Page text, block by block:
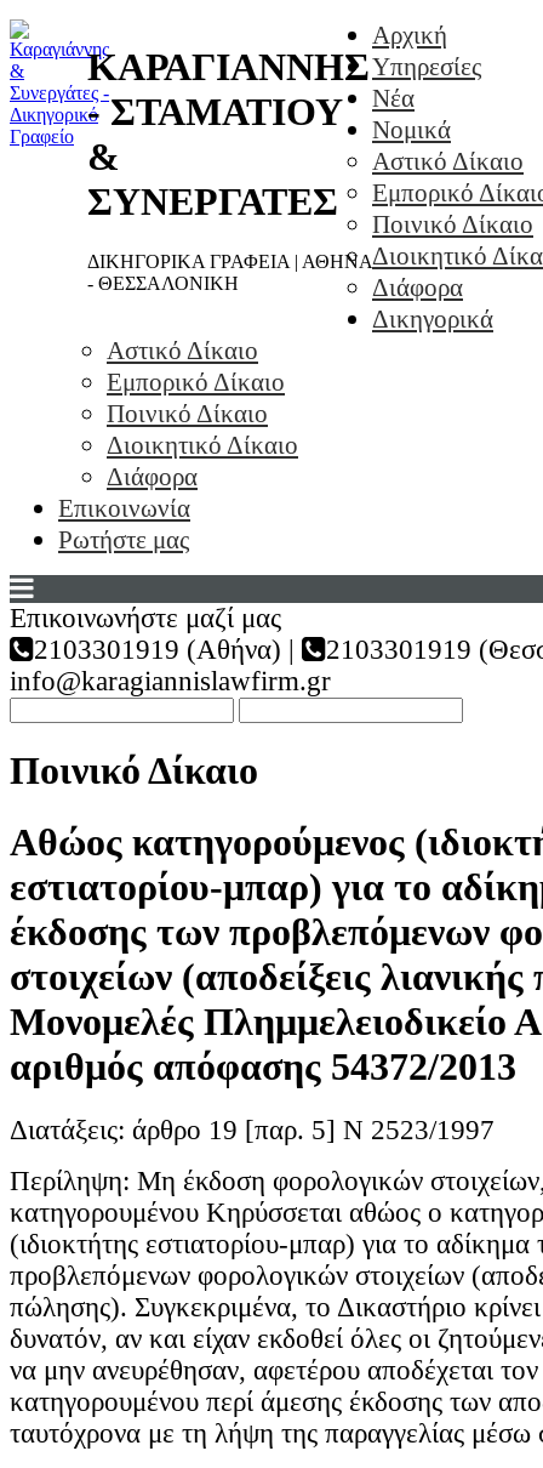
ΚΑΡΑΓΙΑΝΝΗΣ
- ΣΤΑΜΑΤΙΟΥ
&
ΣΥΝΕΡΓΑΤΕΣ
ΔΙΚΗΓΟΡΙΚΑ ΓΡΑΦΕΙΑ | ΑΘΗΝΑ
- ΘΕΣΣΑΛΟΝΙΚΗ
Αρχική
Υπηρεσίες
Νέα
Νομικά
Αστικό Δίκαιο
Εμπορικό
Ποινικό Δίκαιο
Διοικητικό
Διάφορα
Δικηγορικά
Αστικό Δίκαιο
Εμπορικό Δίκαιο
Ποινικό Δίκαιο
Διοικητικό Δίκαιο
Διάφορα
Επικοινωνία
Ρωτήστε μας
Επικοινωνήστε μαζί μας
2103301919 (Αθήνα) |
2103301919
info@karagiannislawfirm.gr
Ποινικό Δίκαιο
Αθώος κατηγορούμενος
εστιατορίου-μπαρ) για το
έκδοσης των προβλεπόμενων
στοιχείων (αποδείξεις
Μονομελές Πλημμελειοδικείο
αριθμός απόφασης 54372/2013
Διατάξεις: άρθρο 19 [παρ. 5] Ν 2523/1997
Περίληψη: Μη έκδοση φορολογικών
κατηγορουμένου Κηρύσσεται αθώος ο
(ιδιοκτήτης εστιατορίου-μπαρ) για το
προβλεπόμενων φορολογικών στοιχείων
πώλησης). Συγκεκριμένα, το Δικαστήριο κρίνει
δυνατόν, αν και είχαν εκδοθεί όλες οι
να μην ανευρέθησαν, αφετέρου αποδέχεται τον
κατηγορουμένου περί άμεσης έκδοσης των
ταυτόχρονα με τη λήψη της παραγγελίας μέσω